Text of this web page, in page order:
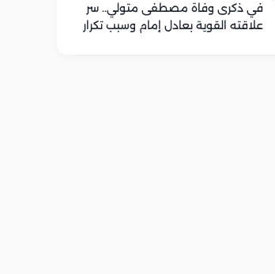
في ذكرى وفاة مصطفى متولي.. سر
علاقته القوية بعادل إمام وسبب تكرار